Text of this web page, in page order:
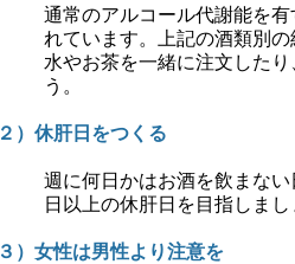
通常のアルコール代謝能を
れています。上記の酒類別
水やお茶を一緒に注文した
う。
２）休肝日をつくる
週に何日かはお酒を飲まな
日以上の休肝日を目指しまし
３）女性は男性より注意を